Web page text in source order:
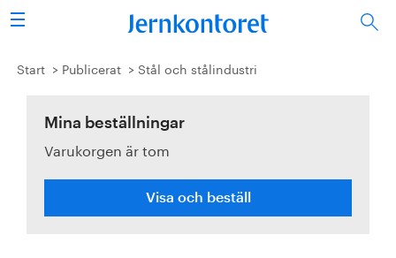
Sök
Stålindustrin
Vision 2050
Forskning/utbildning
Start Publicerat Stål och stålindustri
Mina beställningar
Varukorgen är tom
Visa och beställ